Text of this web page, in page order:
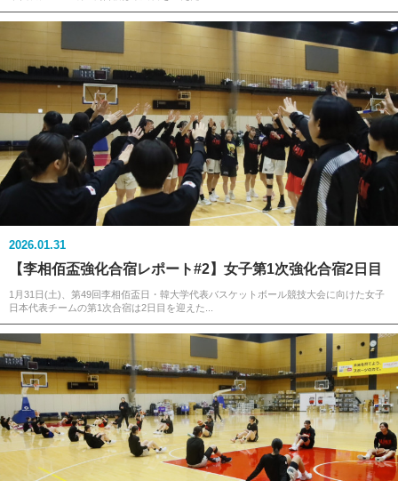
2026.01.31
【李相佰盃強化合宿レポート#2】女子第1次強化合宿2日目
1月31日(土)、第49回李相佰盃日・韓大学代表バスケットボール競技大会に向けた女子
日本代表チームの第1次合宿は2日目を迎えた...